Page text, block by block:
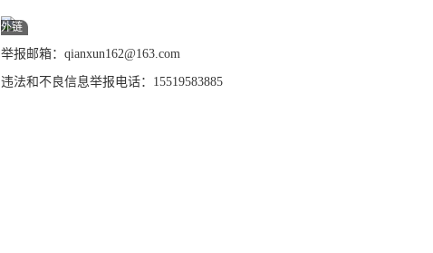
外链
举报邮箱：qianxun162@163.com
违法和不良信息举报电话：15519583885